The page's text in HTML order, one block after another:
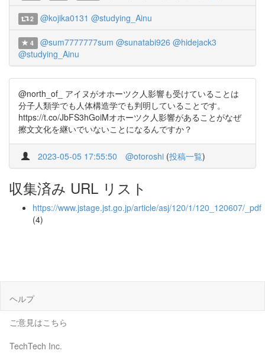
2 @kojika0131 @studying_Ainu
4 @sum7777777sum @sunatabi926 @hidejack3
@studying_Ainu
@north_of_ アイヌがオホーツク人影響も受けていることは
分子人類学でも人体構造学でも判明していることです。
https://t.co/JbFS3hGoiMオホーツク人影響があることがなぜ
擦文文化を継いでいないことになるんですか？
2023-05-05 17:55:50 @otoroshi (投稿一覧)
収集済み URL リスト
https://www.jstage.jst.go.jp/article/asj/120/1/120_120607/_pdf
(4)
ヘルプ
ご意見はこちら
TechTech Inc.